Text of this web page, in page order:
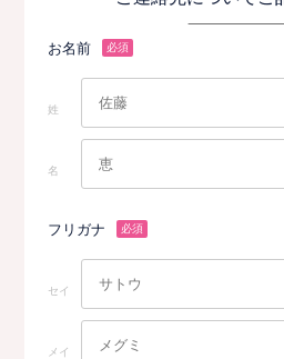
お名前 必須
姓
名
フリガナ 必須
セイ
メイ